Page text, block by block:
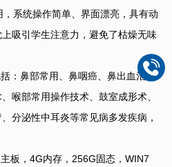
系统操作简单、界面漂亮，具有动
吸引学生注意力，避免了枯燥无味
：鼻部常用、鼻咽癌、鼻出血治
喉部常用操作技术、鼓室成形术、
分泌性中耳炎等常见病多发疾病，
板，4G内存，256G固态，WIN7